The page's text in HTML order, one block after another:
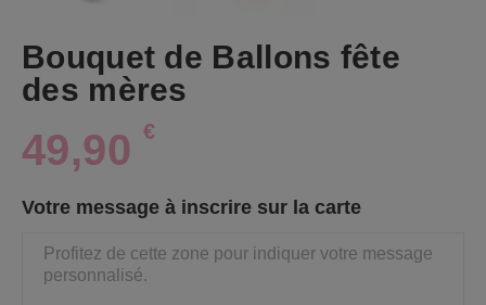
Bouquet de Ballons fête
des mères
49,90 €
Votre message à inscrire sur la carte